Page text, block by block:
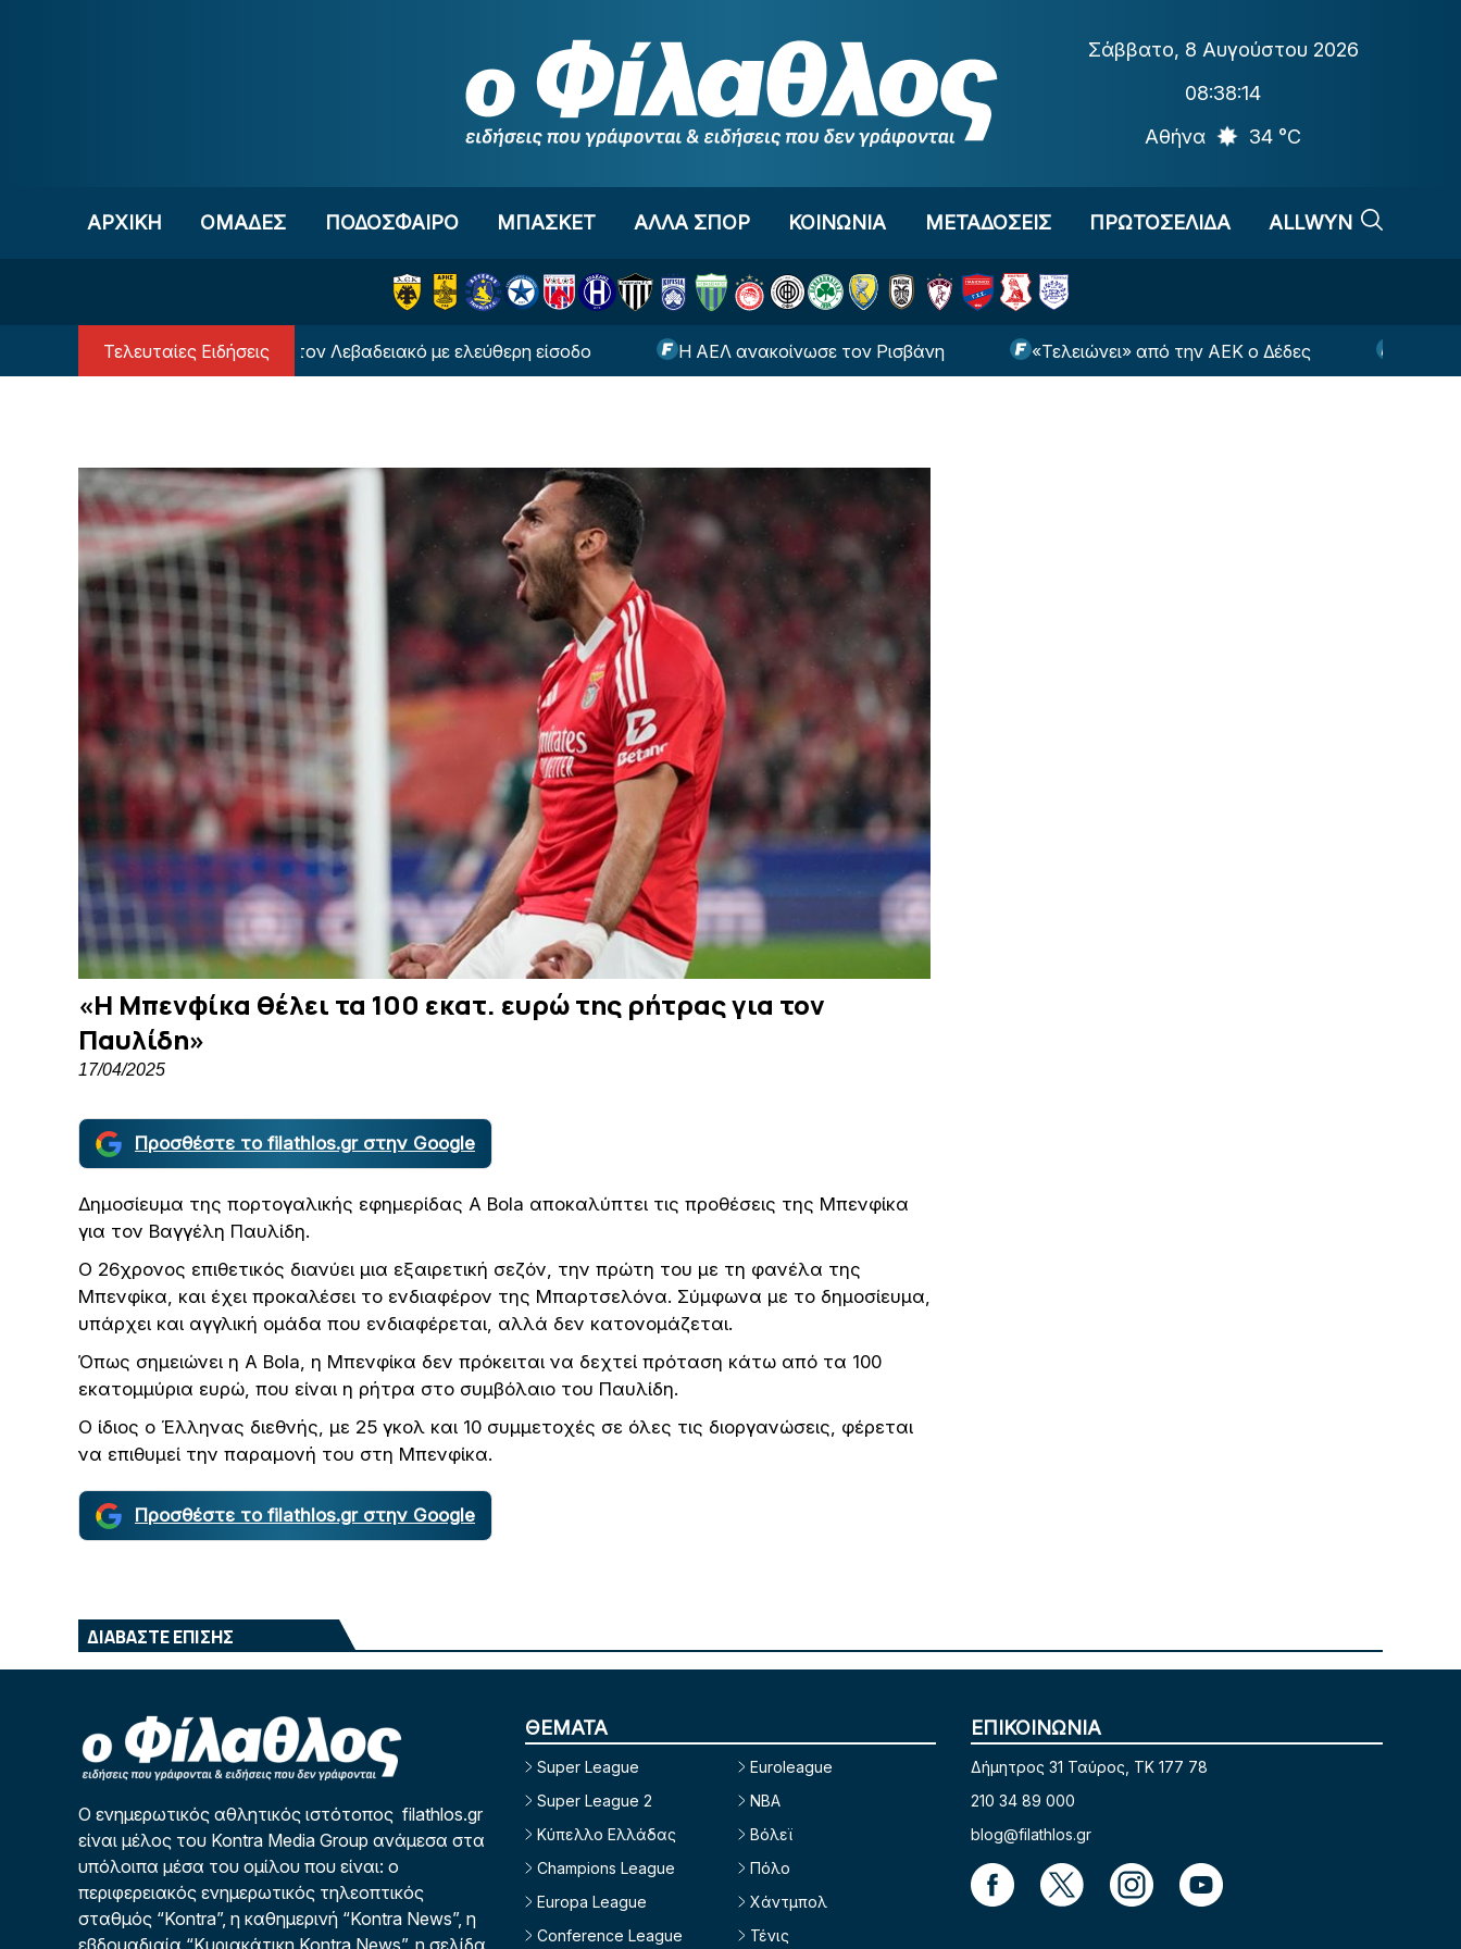
Σάββατο, 8 Αυγούστου 2026
08:38:15
Αθήνα
34 °C
ΑΡΧΙΚΗ OΜΑΔΕΣ ΠΟΔΟΣΦΑΙΡΟ ΜΠΑΣΚΕΤ ΑΛΛΑ ΣΠΟΡ ΚΟΙΝΩΝΙΑ ΜΕΤΑΔΟΣΕΙΣ ΠΡΩΤΟΣΕΛΙΔΑ ALLWYN
Τελευταίες Ειδήσεις
φιλικό κόντρα στον Λεβαδειακό με ελεύθερη είσοδο Η ΑΕΛ ανακοίνωσε τον Ρισβάνη «Τελειώνει» από την ΑΕΚ ο Δέδες «Ο Ντίκμαν θα
«Η Μπενφίκα θέλει τα 100 εκατ. ευρώ της ρήτρας για τον
Παυλίδη»
17/04/2025
Προσθέστε το filathlos.gr στην Google
Δημοσίευμα της πορτογαλικής εφημερίδας A Bola αποκαλύπτει τις προθέσεις της Μπενφίκα
για τον Βαγγέλη Παυλίδη.
Ο 26χρονος επιθετικός διανύει μια εξαιρετική σεζόν, την πρώτη του με τη φανέλα της
Μπενφίκα, και έχει προκαλέσει το ενδιαφέρον της Μπαρτσελόνα. Σύμφωνα με το δημοσίευμα,
υπάρχει και αγγλική ομάδα που ενδιαφέρεται, αλλά δεν κατονομάζεται.
Όπως σημειώνει η A Bola, η Μπενφίκα δεν πρόκειται να δεχτεί πρόταση κάτω από τα 100
εκατομμύρια ευρώ, που είναι η ρήτρα στο συμβόλαιο του Παυλίδη.
Ο ίδιος ο Έλληνας διεθνής, με 25 γκολ και 10 συμμετοχές σε όλες τις διοργανώσεις, φέρεται
να επιθυμεί την παραμονή του στη Μπενφίκα.
Προσθέστε το filathlos.gr στην Google
ΔΙΑΒΑΣΤΕ ΕΠΙΣΗΣ
Ο ενημερωτικός αθλητικός ιστότοπος filathlos.gr
είναι μέλος του Kontra Media Group ανάμεσα στα
υπόλοιπα μέσα του ομίλου που είναι: ο
περιφερειακός ενημερωτικός τηλεοπτικός
σταθμός “Kontra”, η καθημερινή “Kontra News”, η
ΘΕΜΑΤΑ
Super League
Super League 2
Κύπελλο Ελλάδας
Champions League
Europa League
Conference League
Euroleague
NBA
Βόλεϊ
Πόλο
Χάντμπολ
Τένις
ΕΠΙΚΟΙΝΩΝΙΑ
Δήμητρος 31 Ταύρος, TK 177 78
210 34 89 000
blog@filathlos.gr